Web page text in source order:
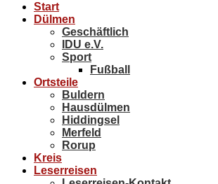
Start
Dülmen
Geschäftlich
IDU e.V.
Sport
Fußball
Ortsteile
Buldern
Hausdülmen
Hiddingsel
Merfeld
Rorup
Kreis
Leserreisen